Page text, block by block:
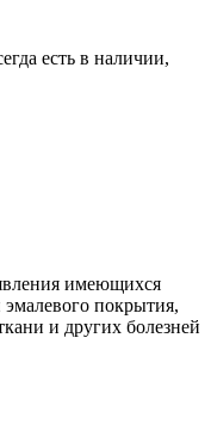
есть в наличии,
имеющихся
покрытия,
и других болезней